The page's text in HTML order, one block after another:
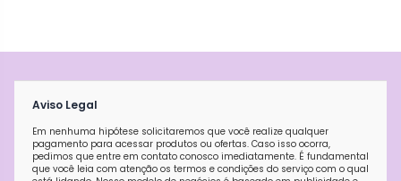
Aviso Legal
Em nenhuma hipótese solicitaremos que você realize qualquer
pagamento para acessar produtos ou ofertas. Caso isso ocorra,
pedimos que entre em contato conosco imediatamente. É fundamental
que você leia com atenção os termos e condições do serviço com o qual